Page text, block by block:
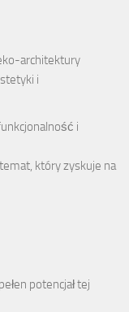
architektury
i
i
który zyskuje na
potencjał tej